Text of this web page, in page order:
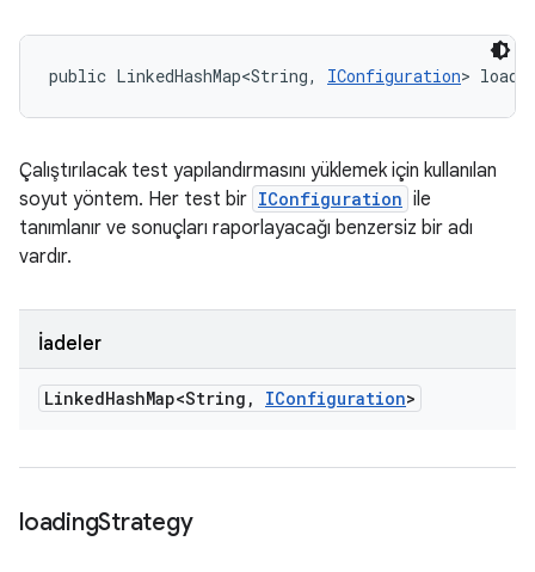
public LinkedHashMap<String, IConfiguration>
Çalıştırılacak test yapılandırmasını yüklemek için kullanılan
soyut yöntem. Her test bir IConfiguration ile
tanımlanır ve sonuçları raporlayacağı benzersiz bir adı
vardır.
İadeler
LinkedHashMap<String , IConfiguration>
loadingStrategy